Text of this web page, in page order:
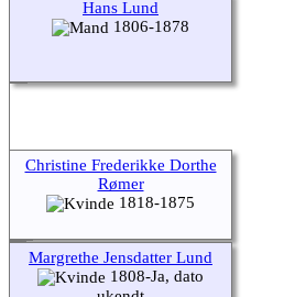
Hans Lund
1806-1878
Christine Frederikke Dorthe
Rømer
1818-1875
Margrethe Jensdatter Lund
1808-Ja, dato